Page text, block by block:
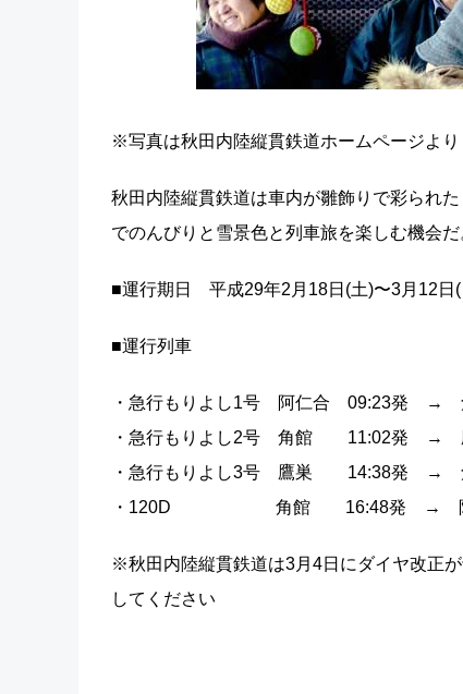
※写真は秋田内陸縦貫鉄道ホームページより
秋田内陸縦貫鉄道は車内が雛飾りで彩られ
でのんびりと雪景色と列車旅を楽しむ機会だ
■運行期日 平成29年2月18日(土)〜3月12日(
■運行列車
・急行もりよし1号 阿仁合 09:23発
・急行もりよし2号 角館 11:02発
・急行もりよし3号 鷹巣 14:38発
・120D 角館 16:48発 → 阿
※秋田内陸縦貫鉄道は3月4日にダイヤ改正
してください